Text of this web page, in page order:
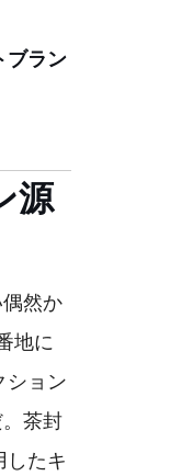
ブラン
源
然か
地に
ション
茶封
したキ